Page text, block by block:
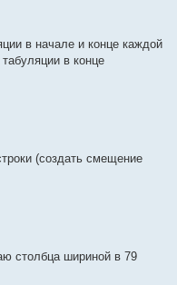
в начале и конце каждой
в конце
(создать смещение
столбца шириной в 79